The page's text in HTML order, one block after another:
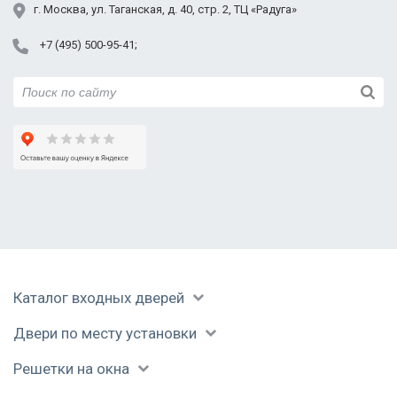
Юбилейный
г. Москва, ул. Таганская, д. 40, стр. 2, ТЦ «Радуга»
+7 (495) 500-95-41
Каталог входных дверей
Двери по месту установки
Решетки на окна